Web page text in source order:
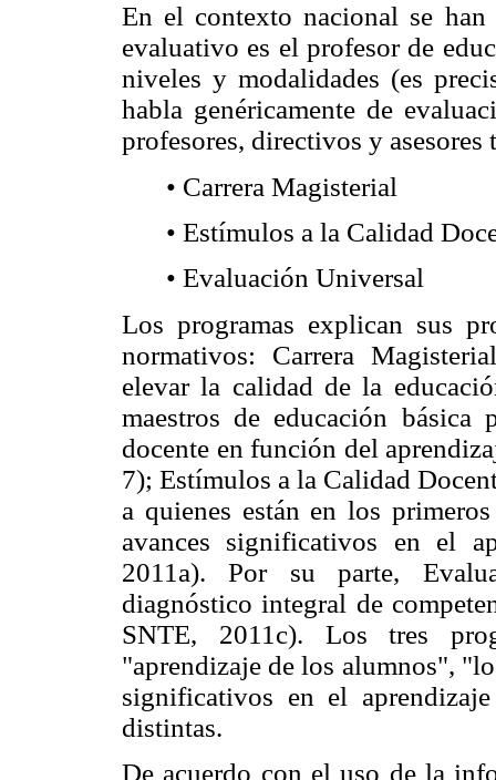
En el contexto nacional se
evaluativo es el profesor de
niveles y modalidades (es
habla genéricamente de
profesores, directivos y
• Carrera Magisterial
• Estímulos a la Calidad
• Evaluación Universal
Los programas explican sus
normativos: Carrera
elevar la calidad de la
maestros de educación
docente en función del
7); Estímulos a la Calidad
a quienes están en los
avances significativos en el
2011a). Por su parte,
diagnóstico integral de
SNTE, 2011c). Los tres
"aprendizaje de los alumnos",
significativos en el
distintas.
De acuerdo con el uso de la